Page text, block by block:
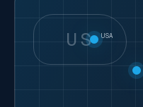
US USA